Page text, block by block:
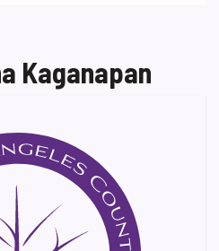
Kaganapan